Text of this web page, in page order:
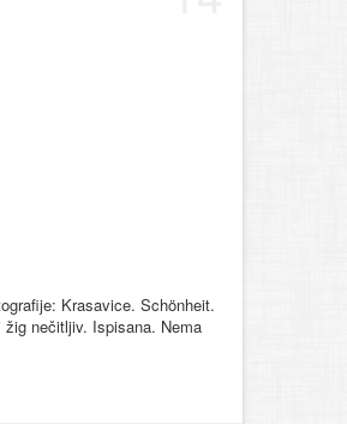
Krasavice. Schönheit.
nečitljiv. Ispisana. Nema